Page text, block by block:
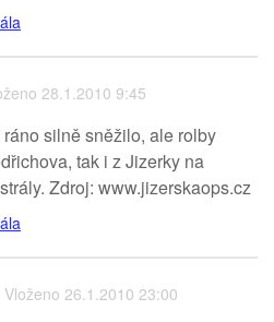
28.1.2010 9:45
silně sněžilo, ale rolby
tak i z Jizerky na
Zdroj: www.jizerskaops.cz
Vloženo 26.1.2010 23:00